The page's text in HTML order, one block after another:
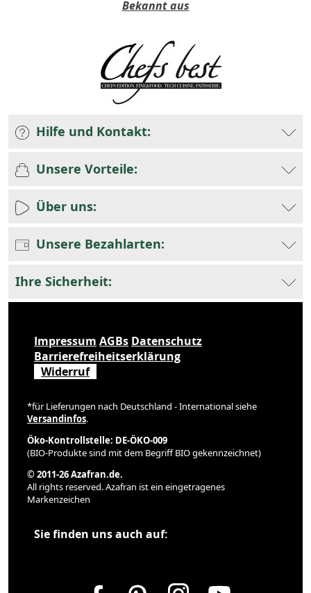
Bekannt aus
Hilfe und Kontakt:
Unsere Vorteile:
Über uns:
Unsere Bezahlarten:
Ihre Sicherheit:
Impressum AGBs Datenschutz
Barrierefreiheitserklärung
Widerruf
*für Lieferungen nach Deutschland - International siehe
Versandinfos.
Öko-Kontrollstelle: DE-ÖKO-009
(BIO-Produkte sind mit dem Begriff BIO gekennzeichnet)
© 2011-26 Azafran.de.
All rights reserved. Azafran ist ein eingetragenes
Markenzeichen
Sie finden uns auch auf: